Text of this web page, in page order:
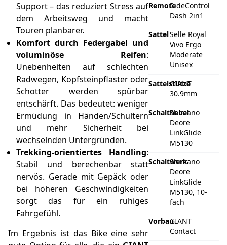
Support – das reduziert Stress auf
dem Arbeitsweg und macht
Touren planbarer.
Komfort durch Federgabel und
voluminöse Reifen:
Unebenheiten auf schlechten
Radwegen, Kopfsteinpflaster oder
Schotter werden spürbar
entschärft. Das bedeutet: weniger
Ermüdung in Händen/Schultern
und mehr Sicherheit bei
wechselnden Untergründen.
Trekking-orientiertes Handling:
Stabil und berechenbar statt
nervös. Gerade mit Gepäck oder
bei höheren Geschwindigkeiten
sorgt das für ein ruhiges
Fahrgefühl.
Im Ergebnis ist das Bike eine sehr
RemoteRideControl
Dash 2in1
SattelSelle Royal
Vivo Ergo
Moderate
Unisex
Sattelstütze
GIANT
30.9mm
Schalthebel
Shimano
Deore
LinkGlide
M5130
Schaltwerk
Shimano
Deore
LinkGlide
M5130, 10-
fach
VorbauGIANT
Contact